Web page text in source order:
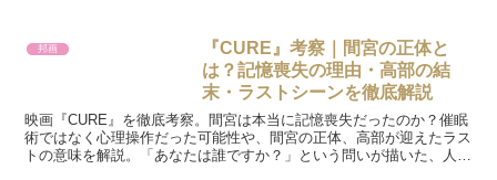
邦画
『CURE』考察｜間宮の正体と
は？記憶喪失の理由・高部の結
末・ラストシーンを徹底解説
映画『CURE』を徹底考察。間宮は本当に記憶喪失だったのか？催眠
術ではなく心理操作だった可能性や、間宮の正体、高部が迎えたラス
トの意味を解説。「あなたは誰ですか？」という問いが描いた、人間